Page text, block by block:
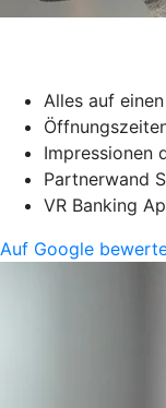
Alles auf
Impressionen
Partnerwand
VR Banking
Auf Google